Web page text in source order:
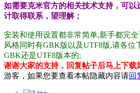
如需要克米官方的相关技术支持，可以
计取得联系，望理解；
安装和使用设置都非常简单,新手都完
风格同时有GBK版以及UTF8版,请各位
GBK还是UTF8版本的;
谢谢大家的支持，回复帖子后马上下载
游客，如果您要查看本帖隐藏内容请回